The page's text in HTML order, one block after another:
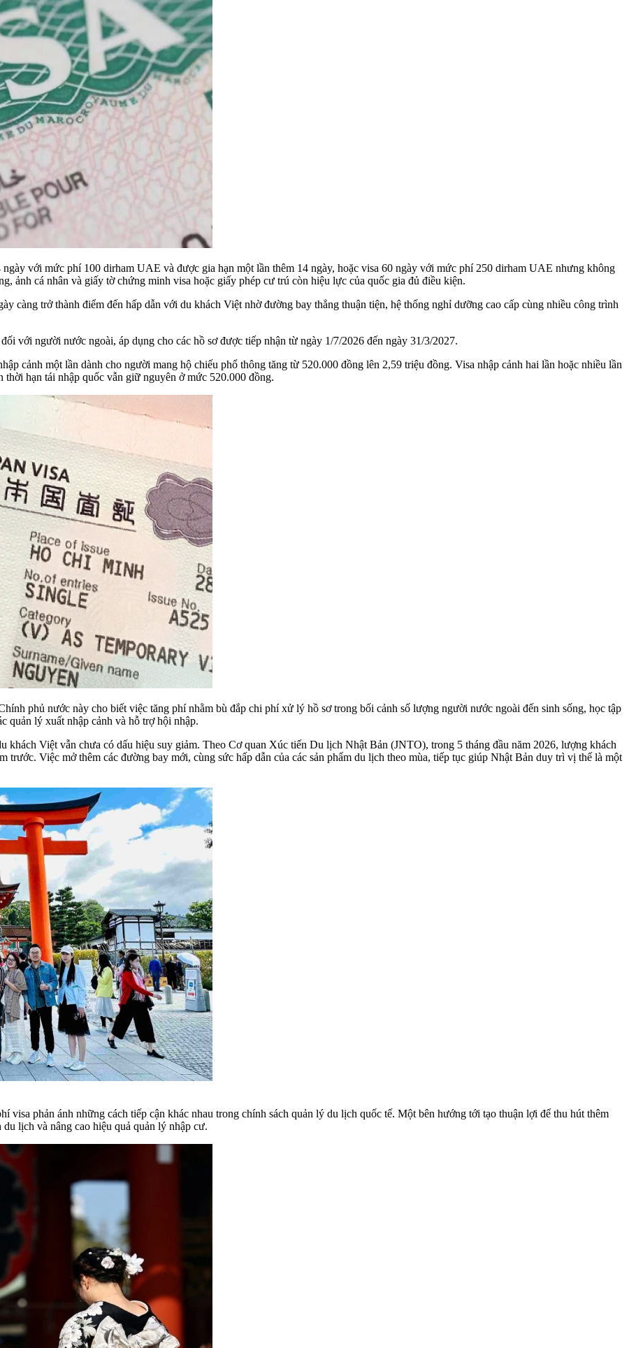
với mức phí 100 dirham UAE và được gia hạn một lần thêm 14 ngày, hoặc visa 60 ngày với mức phí 250 dirham UAE nhưng không
ảnh cá nhân và giấy tờ chứng minh visa hoặc giấy phép cư trú còn hiệu lực của quốc gia đủ điều kiện.
càng trở thành điểm đến hấp dẫn với du khách Việt nhờ đường bay thẳng thuận tiện, hệ thống nghỉ dưỡng cao cấp cùng nhiều công trình
với người nước ngoài, áp dụng cho các hồ sơ được tiếp nhận từ ngày 1/7/2026 đến ngày 31/3/2027.
cảnh một lần dành cho người mang hộ chiếu phổ thông tăng từ 520.000 đồng lên 2,59 triệu đồng. Visa nhập cảnh hai lần hoặc nhiều lần
hạn tái nhập quốc vẫn giữ nguyên ở mức 520.000 đồng.
phủ nước này cho biết việc tăng phí nhằm bù đắp chi phí xử lý hồ sơ trong bối cảnh số lượng người nước ngoài đến sinh sống, học tập
quản lý xuất nhập cảnh và hỗ trợ hội nhập.
khách Việt vẫn chưa có dấu hiệu suy giảm. Theo Cơ quan Xúc tiến Du lịch Nhật Bản (JNTO), trong 5 tháng đầu năm 2026, lượng khách
Việc mở thêm các đường bay mới, cùng sức hấp dẫn của các sản phẩm du lịch theo mùa, tiếp tục giúp Nhật Bản duy trì vị thế là một
phản ánh những cách tiếp cận khác nhau trong chính sách quản lý du lịch quốc tế. Một bên hướng tới tạo thuận lợi để thu hút thêm
lịch và nâng cao hiệu quả quản lý nhập cư.